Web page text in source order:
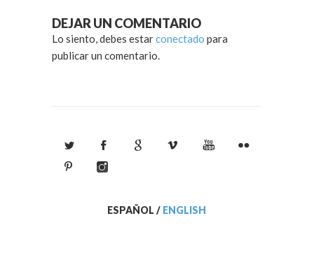
DEJAR UN COMENTARIO
Lo siento, debes estarconectado para
publicar un comentario.
ESPAÑOL / ENGLISH